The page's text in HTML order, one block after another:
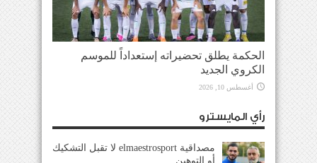
الحكمة يطلق تحضيراته إستعداداً للموسم
الكروي الجديد
أغسطس 10, 2026
رأي المايسترو
مصداقية elmaestrosport لا تقبل التشكيك
أو التوهين